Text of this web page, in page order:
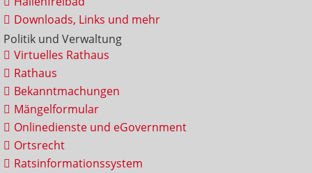
Downloads, Links und mehr
Politik und Verwaltung
Virtuelles Rathaus
Rathaus
Bekanntmachungen
Mängelformular
Onlinedienste und eGovernment
Ortsrecht
Ratsinformationssystem